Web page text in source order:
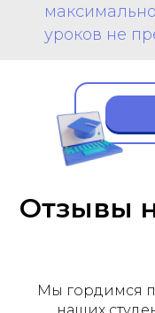
уроков не
Отзывы
Мы гордимся